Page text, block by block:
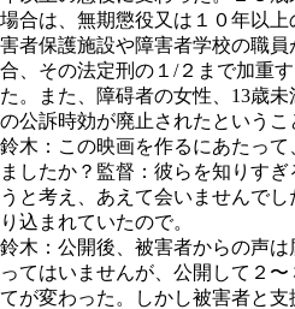
場合は、無期懲役又は１０年以
害者保護施設や障害者学校の職
合、その法定刑の１/２まで加重
た。また、障碍者の女性、13歳
の公訴時効が廃止されたというこ
鈴木：この映画を作るにあたっ
ましたか？監督：彼らを知りす
うと考え、あえて会いませんで
り込まれていたので。
鈴木：公開後、被害者からの声
ってはいませんが、公開して２
てが変わった。しかし被害者と